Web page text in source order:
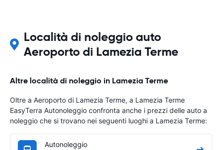
Località di noleggio auto
Aeroporto di Lamezia Terme
Altre località di noleggio in Lamezia Terme
Oltre a Aeroporto di Lamezia Terme, a Lamezia Terme
EasyTerra Autonoleggio confronta anche i prezzi delle auto a
noleggio che si trovano nei seguenti luoghi a Lamezia Terme:
Autonoleggio